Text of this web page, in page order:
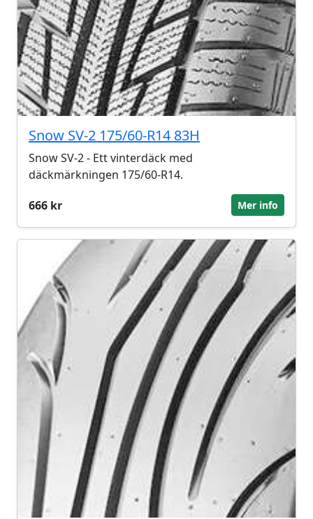
Snow SV-2 175/60-R14 83H
Snow SV-2 - Ett vinterdäck med
däckmärkningen 175/60-R14.
666 kr
Mer info